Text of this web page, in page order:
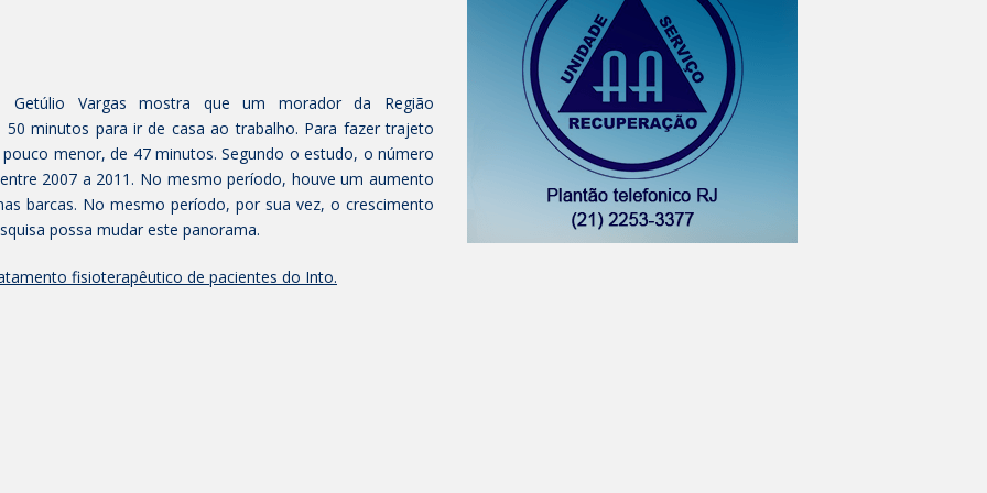
Getúlio Vargas mostra que um morador da Região
minutos para ir de casa ao trabalho. Para fazer trajeto
menor, de 47 minutos. Segundo o estudo, o número
2007 a 2011. No mesmo período, houve um aumento
barcas. No mesmo período, por sua vez, o crescimento
possa mudar este panorama.
fisioterapêutico de pacientes do Into.